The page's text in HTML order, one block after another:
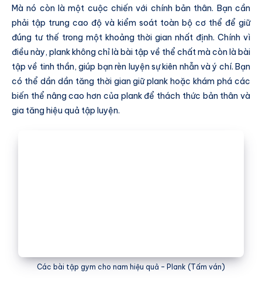
Mà nó còn là một cuộc chiến với chính bản thân. Bạn cần
phải tập trung cao độ và kiểm soát toàn bộ cơ thể để giữ
đúng tư thế trong một khoảng thời gian nhất định. Chính vì
điều này, plank không chỉ là bài tập về thể chất mà còn là bài
tập về tinh thần, giúp bạn rèn luyện sự kiên nhẫn và ý chí. Bạn
có thể dần dần tăng thời gian giữ plank hoặc khám phá các
biến thể nâng cao hơn của plank để thách thức bản thân và
gia tăng hiệu quả tập luyện.
Các bài tập gym cho nam hiệu quả – Plank (Tấm ván)